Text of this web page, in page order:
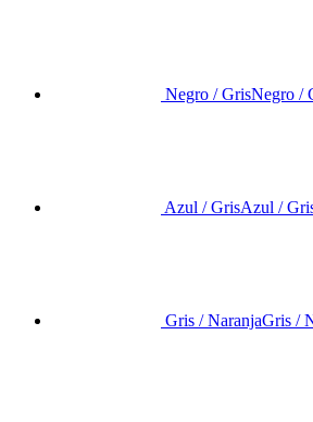
Negro / GrisNegro /
Azul / GrisAzul /
Gris / NaranjaGris /